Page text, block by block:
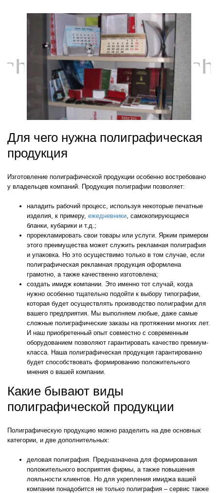
chevron_left
Для чего нужна полиграфическая
продукция
Изготовление полиграфической продукции особенно востребовано
у владельцев компаний. Продукция полиграфии позволяет:
наладить рабочий процесс, используя некоторые печатные
изделия, к примеру, ежедневники , самокопирующиеся
бланки, кубарики и т.д.;
прорекламировать свои товары или услуги. Ярким примером
этого преимущества может служить рекламная полиграфия
и упаковка. Но это осуществимо только в том случае, если
полиграфическая рекламная продукция оформлена
грамотно, а также качественно изготовлена;
создать имидж компании. Это именно тот случай, когда
нужно особенно тщательно подойти к выбору типографии,
которая будет осуществлять производство полиграфии для
вашего предприятия. Мы выполняем любые, даже самые
сложные полиграфические заказы на протяжении многих лет.
И наш приобретенный опыт совместно с современным
оборудованием позволяют гарантировать качество премиум-
класса. Наша полиграфическая продукция гарантированно
будет способствовать формированию положительного
мнения о вашей компании.
Какие бывают виды
полиграфической продукции
Полиграфическую продукцию можно разделить на две основных
категории, и две дополнительных:
деловая полиграфия. Предназначена для формирования
положительного восприятия фирмы, а также повышения
лояльности клиентов. Но для укрепления имиджа вашей
компании понадобится не только полиграфия – сервис также